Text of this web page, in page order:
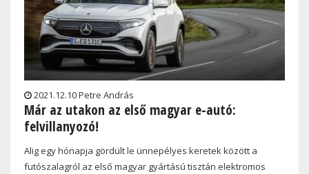
2021.12.10 Petre András
Már az utakon az első magyar e-autó:
felvillanyozó!
Alig egy hónapja gördült le ünnepélyes keretek között a
futószalagról az első magyar gyártású tisztán elektromos